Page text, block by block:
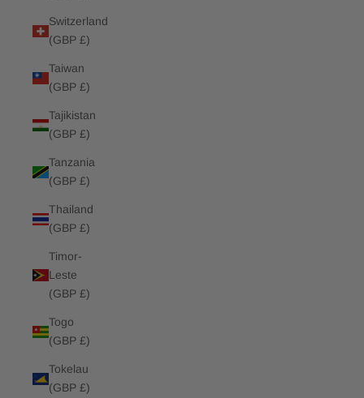
Switzerland
(GBP £)
Taiwan
(GBP £)
Tajikistan
(GBP £)
Tanzania
(GBP £)
Thailand
(GBP £)
Timor-
Leste
(GBP £)
Togo
(GBP £)
Tokelau
(GBP £)